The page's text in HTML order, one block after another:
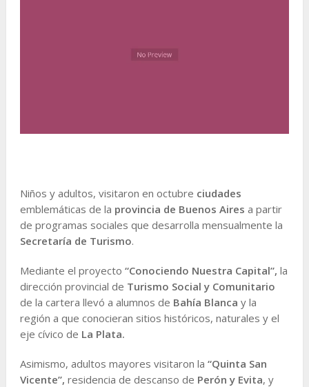
Niños y adultos, visitaron en octubre ciudades
emblemáticas de la provincia de Buenos Aires a partir
de programas sociales que desarrolla mensualmente la
Secretaría de Turismo.
Mediante el proyecto “Conociendo Nuestra Capital”, la
dirección provincial de Turismo Social y Comunitario
de la cartera llevó a alumnos de Bahía Blanca y la
región a que conocieran sitios históricos, naturales y el
eje cívico de La Plata.
Asimismo, adultos mayores visitaron la “Quinta San
Vicente”, residencia de descanso de Perón y Evita, y